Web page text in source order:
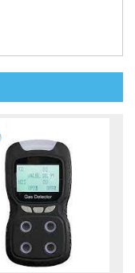
K-600?
nhiều loại khí
C3H8, H2), khí
oxy.
mang theo và sử
khác nhau.
thời gian đáp